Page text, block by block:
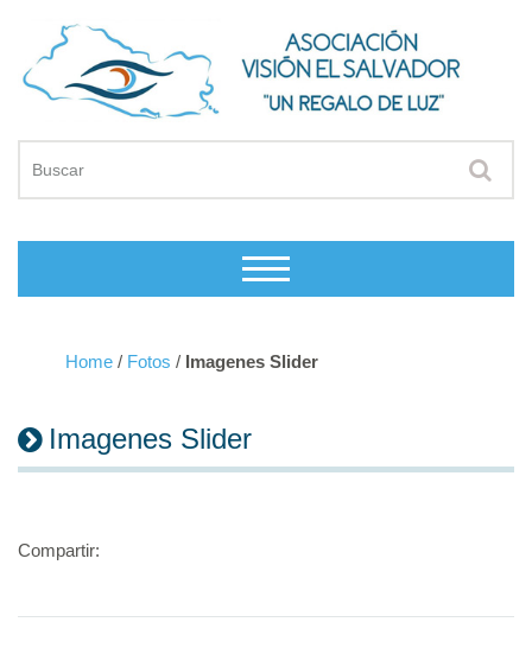
Home / Fotos / Imagenes Slider
Imagenes Slider
Compartir: